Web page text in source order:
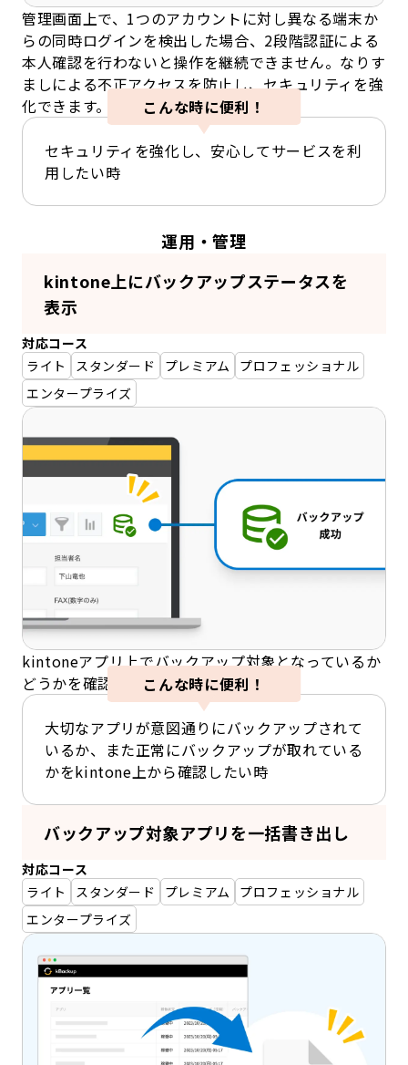
管理画面上で、1つのアカウントに対し異なる端末か
らの同時ログインを検出した場合、2段階認証による
本人確認を行わないと操作を継続できません。なりす
ましによる不正アクセスを防止し、セキュリティを強
化できます。
こんな時に便利！
セキュリティを強化し、安心してサービスを利
用したい時
運用・管理
kintone上にバックアップステータスを
表示
対応コース
ライト
スタンダード プレミアム
プロフェッショナル
エンタープライズ
kintoneアプリ上でバックアップ対象となっているか
どうかを確認できます。こんな時に便利！
大切なアプリが意図通りにバックアップされて
いるか、また正常にバックアップが取れている
かをkintone上から確認したい時
バックアップ対象アプリを一括書き出し
対応コース
ライト
スタンダード プレミアム
プロフェッショナル
エンタープライズ